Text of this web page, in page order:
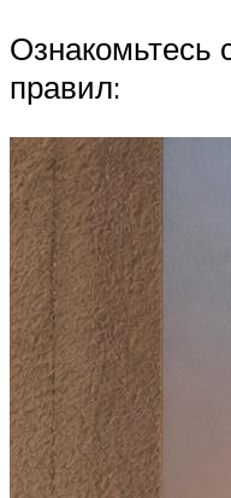
Ознакомьтесь
правил: